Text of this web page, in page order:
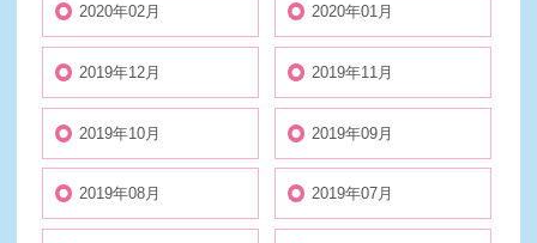
2020年02月 2020年01月
2019年12月 2019年11月
2019年10月 2019年09月
2019年08月 2019年07月